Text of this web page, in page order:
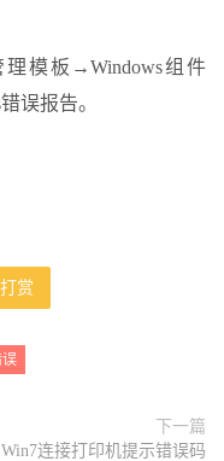
模板→Windows组件
误报告。
打赏
下一篇
Win7连接打印机提示错误码